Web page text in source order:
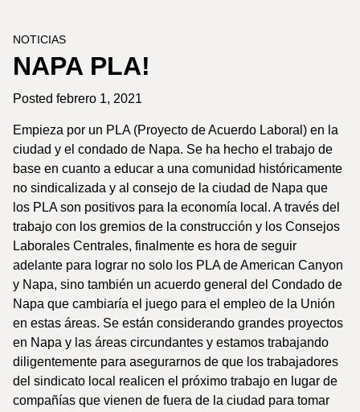
NOTICIAS
NAPA PLA!
Posted febrero 1, 2021
Empieza por un PLA (Proyecto de Acuerdo Laboral) en la
ciudad y el condado de Napa. Se ha hecho el trabajo de
base en cuanto a educar a una comunidad históricamente
no sindicalizada y al consejo de la ciudad de Napa que
los PLA son positivos para la economía local. A través del
trabajo con los gremios de la construcción y los Consejos
Laborales Centrales, finalmente es hora de seguir
adelante para lograr no solo los PLA de American Canyon
y Napa, sino también un acuerdo general del Condado de
Napa que cambiaría el juego para el empleo de la Unión
en estas áreas. Se están considerando grandes proyectos
en Napa y las áreas circundantes y estamos trabajando
diligentemente para asegurarnos de que los trabajadores
del sindicato local realicen el próximo trabajo en lugar de
compañías que vienen de fuera de la ciudad para tomar